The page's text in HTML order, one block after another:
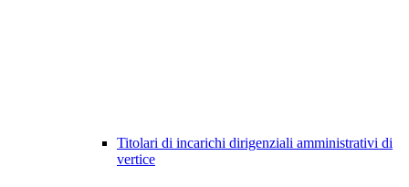
Titolari di incarichi dirigenziali amministrativi di
vertice